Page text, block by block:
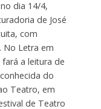
dia 14/4,
de José
com
. No Letra em
a leitura de
do
Teatro, em
de Teatro